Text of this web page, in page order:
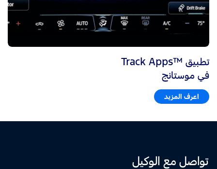
تطبيق ™Track Apps
في موستانج
اعرف المزيد
تواصل مع الوكيل